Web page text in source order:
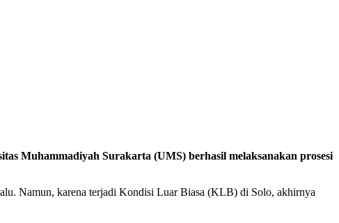
Muhammadiyah Surakarta (UMS) berhasil melaksanakan prosesi
Namun, karena terjadi Kondisi Luar Biasa (KLB) di Solo, akhirnya